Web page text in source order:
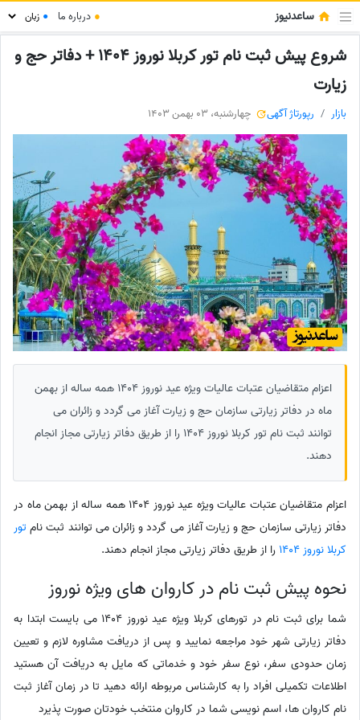
ساعدنیوز ● درباره ما ●
شروع پیش ثبت نام تور کربلا نوروز 1404 + دفاتر حج و
زیارت
بازار رپورتاژ آگهی چهارشنبه، 03 بهمن 1403
اعزام متقاضیان عتبات عالیات ویژه عید نوروز 1404 همه ساله از بهمن
ماه در دفاتر زیارتی سازمان حج و زیارت آغاز می گردد و زائران می
توانند ثبت نام تور کربلا نوروز 1404 را از طریق دفاتر زیارتی مجاز انجام
دهند.
اعزام متقاضیان عتبات عالیات ویژه عید نوروز 1404 همه ساله از بهمن ماه در
دفاتر زیارتی سازمان حج و زیارت آغاز می گردد و زائران می توانند ثبت نامتور
کربلا نوروز 1404
را از طریق دفاتر زیارتی مجاز انجام دهند.
نحوه پیش ثبت نام در کاروان های ویژه نوروز
شما برای ثبت نام در تورهای کربلا ویژه عید نوروز 1404 می بایست ابتدا به
دفاتر زیارتی شهر خود مراجعه نمایید و پس از دریافت مشاوره لازم و تعیین
زمان حدودی سفر، نوع سفر خود و خدماتی که مایل به دریافت آن هستید
اطلاعات تکمیلی افراد را به کارشناس مربوطه ارائه دهید تا در زمان آغاز ثبت
نام کاروان ها، اسم نویسی شما در کاروان منتخب خودتان صورت پذیرد